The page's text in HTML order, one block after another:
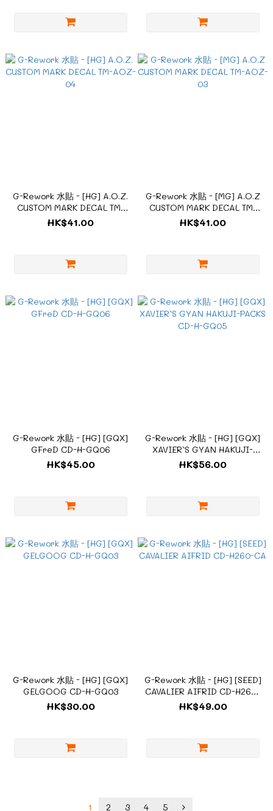
G-Rework 水貼 - [HG] A.O.Z.
CUSTOM MARK DECAL TM-
AOZ-04
HK$41.00
G-Rework 水貼 - [MG] A.O.Z
CUSTOM MARK DECAL TM-
AOZ-03
HK$41.00
G-Rework 水貼 - [HG] [GQX]
GFreD CD-H-GQ06
HK$45.00
G-Rework 水貼 - [HG] [GQX]
XAVIER`S GYAN HAKUJI-
PACKS CD-H-GQ05
HK$56.00
G-Rework 水貼 - [HG] [GQX]
GELGOOG CD-H-GQ03
HK$30.00
G-Rework 水貼 - [HG] [SEED]
CAVALIER AIFRID CD-H260-
CA
HK$49.00
1 2 3 4 5